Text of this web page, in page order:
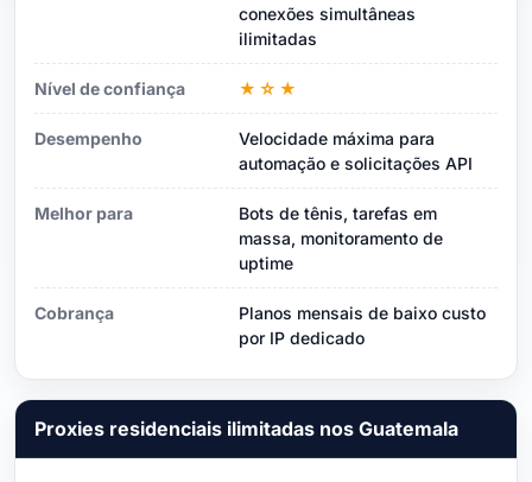
conexões simultâneas
ilimitadas
Nível de confiança ★☆★
Desempenho
Velocidade máxima para
automação e solicitações API
Melhor para
Bots de tênis, tarefas em
massa, monitoramento de
uptime
Cobrança
Planos mensais de baixo custo
por IP dedicado
Proxies residenciais ilimitadas nos Guatemala